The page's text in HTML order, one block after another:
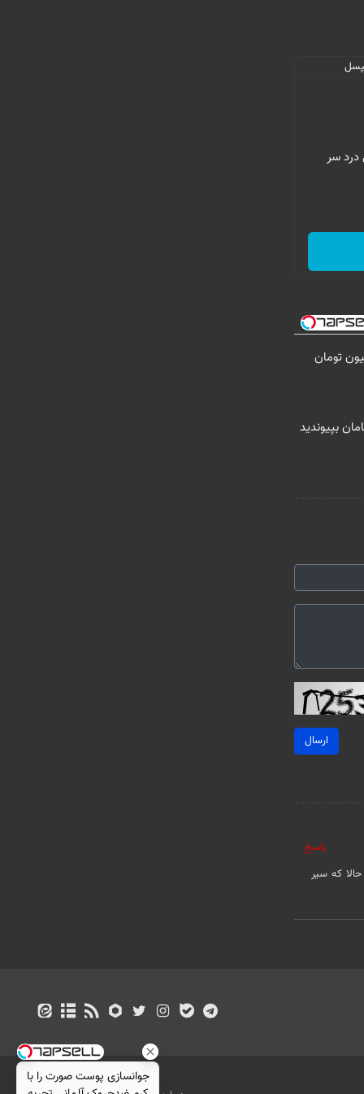
درد سر
را ۱ میلیون تومان
بپیوندید
ارسال
پاسخ
اند و حالا که سیر
جوانسازی پوست صورت را با